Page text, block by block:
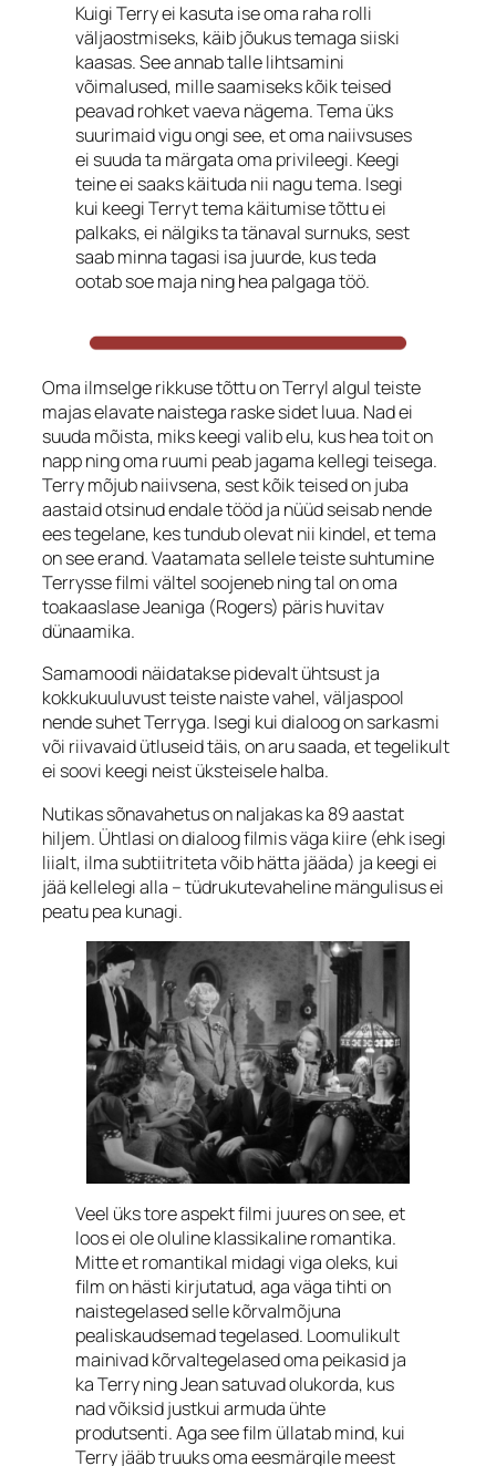
Kuigi Terry ei kasuta ise oma raha rolli
väljaostmiseks, käib jõukus temaga siiski
kaasas. See annab talle lihtsamini
võimalused, mille saamiseks kõik teised
peavad rohket vaeva nägema. Tema üks
suurimaid vigu ongi see, et oma naiivsuses
ei suuda ta märgata oma privileegi. Keegi
teine ei saaks käituda nii nagu tema. Isegi
kui keegi Terryt tema käitumise tõttu ei
palkaks, ei nälgiks ta tänaval surnuks, sest
saab minna tagasi isa juurde, kus teda
ootab soe maja ning hea palgaga töö.
Oma ilmselge rikkuse tõttu on Terryl algul teiste
majas elavate naistega raske sidet luua. Nad ei
suuda mõista, miks keegi valib elu, kus hea toit on
napp ning oma ruumi peab jagama kellegi teisega.
Terry mõjub naiivsena, sest kõik teised on juba
aastaid otsinud endale tööd ja nüüd seisab nende
ees tegelane, kes tundub olevat nii kindel, et tema
on see erand. Vaatamata sellele teiste suhtumine
Terrysse filmi vältel soojeneb ning tal on oma
toakaaslase Jeaniga (Rogers) päris huvitav
dünaamika.
Samamoodi näidatakse pidevalt ühtsust ja
kokkukuuluvust teiste naiste vahel, väljaspool
nende suhet Terryga. Isegi kui dialoog on sarkasmi
või riivavaid ütluseid täis, on aru saada, et tegelikult
ei soovi keegi neist üksteisele halba.
Nutikas sõnavahetus on naljakas ka 89 aastat
hiljem. Ühtlasi on dialoog filmis väga kiire (ehk isegi
liialt, ilma subtiitriteta võib hätta jääda) ja keegi ei
jää kellelegi alla – tüdrukutevaheline mängulisus ei
peatu pea kunagi.
Veel üks tore aspekt filmi juures on see, et
loos ei ole oluline klassikaline romantika.
Mitte et romantikal midagi viga oleks, kui
film on hästi kirjutatud, aga väga tihti on
naistegelased selle kõrvalmõjuna
pealiskaudsemad tegelased. Loomulikult
mainivad kõrvaltegelased oma peikasid ja
ka Terry ning Jean satuvad olukorda, kus
nad võiksid justkui armuda ühte
produtsenti. Aga see film üllatab mind, kui
Terry jääb truuks oma eesmärgile meest